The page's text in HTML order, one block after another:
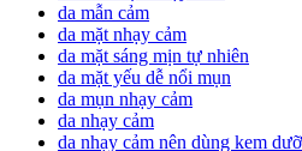
da mẫn cảm
da mặt nhạy cảm
da mặt sáng mịn tự nhiên
da mặt yếu dễ nổi mụn
da mụn nhạy cảm
da nhạy cảm
da nhạy cảm nên dùng kem